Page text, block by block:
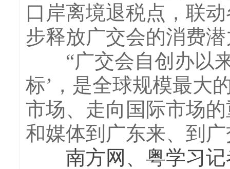
口岸离境退税点，联
步释放广交会的消费
“广交会自创办以来
标’，是全球规模最大
市场、走向国际市场
和媒体到广东来、到
南方网、粤学习记